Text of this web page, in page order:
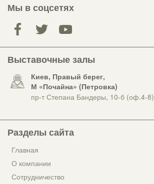
Мы в соцсетях
Выставочные залы
Киев, Правый берег,
М «Почайна» (Петровка)
пр-т Степана Бандеры, 10-б (оф.4-8)
Разделы сайта
Главная
О компании
Сотрудничество